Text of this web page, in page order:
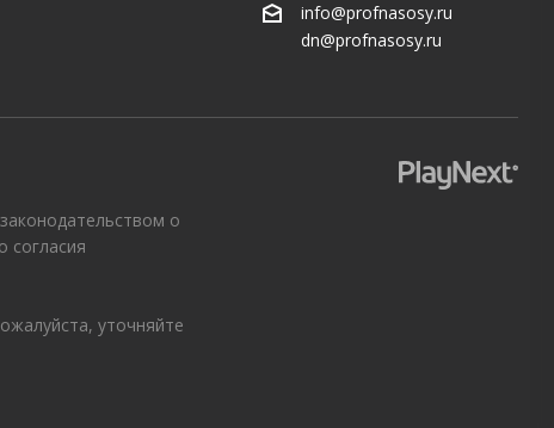
info@profnasosy.ru
dn@profnasosy.ru
о
согласия
уточняйте